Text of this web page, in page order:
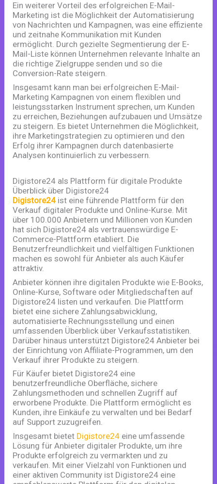
Ein weiterer Vorteil des erfolgreichen E-Mail-
Marketing ist die Möglichkeit der Automatisierung
von Nachrichten und Kampagnen, was eine effiziente
und zeitnahe Kommunikation mit Kunden
ermöglicht. Durch gezielte Segmentierung der E-
Mail-Liste können Unternehmen relevante Inhalte an
die richtige Zielgruppe senden und so die
Conversion-Rate steigern.
Insgesamt kann man bei erfolgreichen E-Mail-
Marketing Kampagnen von einem flexiblen und
leistungsstarken Instrument sprechen, um Kunden
zu erreichen, Beziehungen aufzubauen und Umsätze
zu steigern. Es bietet Unternehmen die Möglichkeit,
ihre Marketingstrategien zu optimieren und den
Erfolg ihrer Kampagnen durch datenbasierte
Analysen kontinuierlich zu verbessern.
Digistore24 als Plattform für digitale Produkte
Überblick über Digistore24
Digistore24 ist eine führende Plattform für den
Verkauf digitaler Produkte und Online-Kurse. Mit
über 100.000 Anbietern und Millionen von Kunden
hat sich Digistore24 als vertrauenswürdige E-
Commerce-Plattform etabliert. Die
Benutzerfreundlichkeit und vielfältigen Funktionen
machen es sowohl für Anbieter als auch Käufer
attraktiv.
Anbieter können ihre digitalen Produkte wie E-Books,
Online-Kurse, Software oder Mitgliedschaften auf
Digistore24 listen und verkaufen. Die Plattform
bietet eine sichere Zahlungsabwicklung,
automatisierte Rechnungsstellung und einen
umfassenden Überblick über Verkaufsstatistiken.
Darüber hinaus unterstützt Digistore24 Anbieter bei
der Einrichtung von Affiliate-Programmen, um den
Verkauf ihrer Produkte zu steigern.
Für Käufer bietet Digistore24 eine
benutzerfreundliche Oberfläche, sichere
Zahlungsmethoden und schnellen Zugriff auf
erworbene Produkte. Die Plattform ermöglicht es
Kunden, ihre Einkäufe zu verwalten und bei Bedarf
auf Support zuzugreifen.
Insgesamt bietet Digistore24 eine umfassende
Lösung für Anbieter digitaler Produkte, um ihre
Produkte erfolgreich zu vermarkten und zu
verkaufen. Mit einer Vielzahl von Funktionen und
einer aktiven Community ist Digistore24 eine